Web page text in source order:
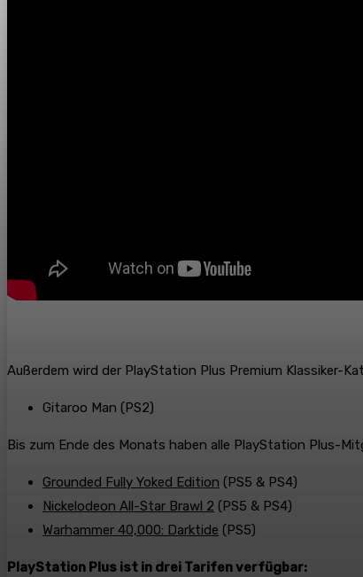
Außerdem wird der PlayStation Plus Premium Klassiker-
Gitaroo Man (PS2)
Bis zum Ende des Monats haben alle PlayStation Plus-
Grounded Fully Yoked Edition (PS5 & PS4)
Nickelodeon All-Star Brawl 2 (PS5 & PS4)
Warhammer 40,000: Darktide (PS5)
PlayStation Plus ist in drei Tarifen verfügbar: